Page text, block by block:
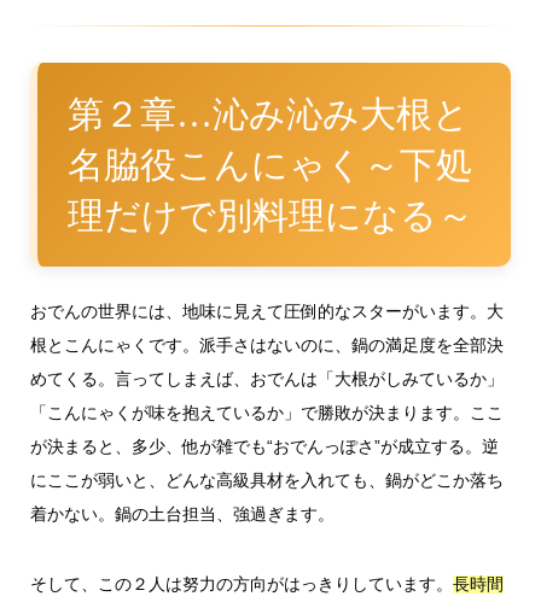
第２章…沁み沁み大根と
名脇役こんにゃく～下処
理だけで別料理になる～
おでんの世界には、地味に見えて圧倒的なスターがいます。大
根とこんにゃくです。派手さはないのに、鍋の満足度を全部決
めてくる。言ってしまえば、おでんは「大根がしみているか」
「こんにゃくが味を抱えているか」で勝敗が決まります。ここ
が決まると、多少、他が雑でも“おでんっぽさ”が成立する。逆
にここが弱いと、どんな高級具材を入れても、鍋がどこか落ち
着かない。鍋の土台担当、強過ぎます。
そして、この２人は努力の方向がはっきりしています。 長時間